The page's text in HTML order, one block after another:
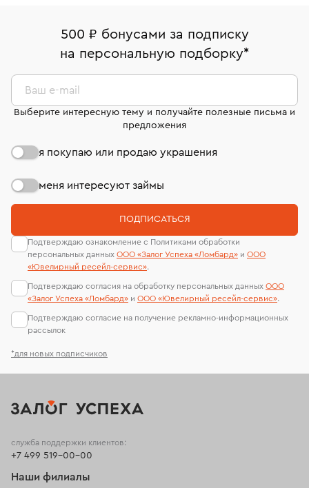
500 ₽ бонусами за подписку
на персональную подборку*
*для новых подписчиков
Ваш e-mail
Выберите интересную тему и получайте полезные письма и
предложения
я покупаю или продаю украшения
меня интересуют займы
ПОДПИСАТЬСЯ
Подтверждаю ознакомление с Политиками обработки
персональных данных ООО «Залог Успеха «Ломбард» и ООО
«Ювелирный ресейл-сервиc».
Подтверждаю согласия на обработку персональных данных ООО
«Залог Успеха «Ломбард» и ООО «Ювелирный ресейл-сервиc».
Подтверждаю согласие на получение рекламно-информационных
рассылок
служба поддержки клиентов:
+7 499 519-00-00
Наши филиалы